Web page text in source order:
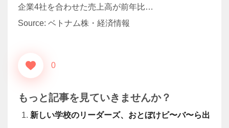
企業4社を合わせた売上高が前年比…
Source: ベトナム株・経済情報
0
もっと記事を見ていきませんか？
新しい学校のリーダーズ、おとぼけビ〜バ〜ら出